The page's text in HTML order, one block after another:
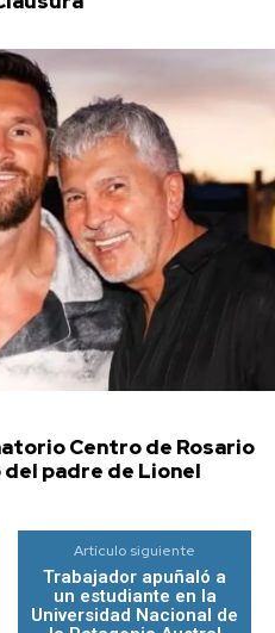
Centro de Rosario
padre de Lionel
Artículo siguiente
Trabajador apuñaló a
un estudiante en la
Universidad Nacional de